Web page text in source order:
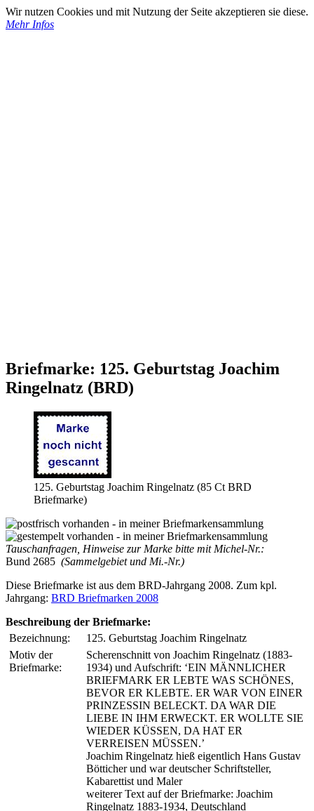
Wir nutzen Cookies und mit Nutzung der Seite akzeptieren sie diese.
Mehr Infos
Briefmarke: 125. Geburtstag Joachim
Ringelnatz (BRD)
125. Geburtstag Joachim Ringelnatz (85 Ct BRD
Briefmarke)
Tauschanfragen, Hinweise zur Marke bitte mit Michel-Nr.:
Bund 2685 (Sammelgebiet und Mi.-Nr.)
Diese Briefmarke ist aus dem BRD-Jahrgang 2008. Zum kpl.
Jahrgang: BRD Briefmarken 2008
Beschreibung der Briefmarke:
Bezeichnung:
125. Geburtstag Joachim Ringelnatz
Motiv der
Briefmarke:
Scherenschnitt von Joachim Ringelnatz (1883-
1934) und Aufschrift: ‘EIN MÄNNLICHER
BRIEFMARK ER LEBTE WAS SCHÖNES,
BEVOR ER KLEBTE. ER WAR VON EINER
PRINZESSIN BELECKT. DA WAR DIE
LIEBE IN IHM ERWECKT. ER WOLLTE SIE
WIEDER KÜSSEN, DA HAT ER
VERREISEN MÜSSEN.’
Joachim Ringelnatz hieß eigentlich Hans Gustav
Bötticher und war deutscher Schriftsteller,
Kabarettist und Maler
weiterer Text auf der Briefmarke: Joachim
Ringelnatz 1883-1934, Deutschland